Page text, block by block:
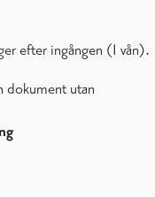
efter ingången (1 vån).
dokument utan